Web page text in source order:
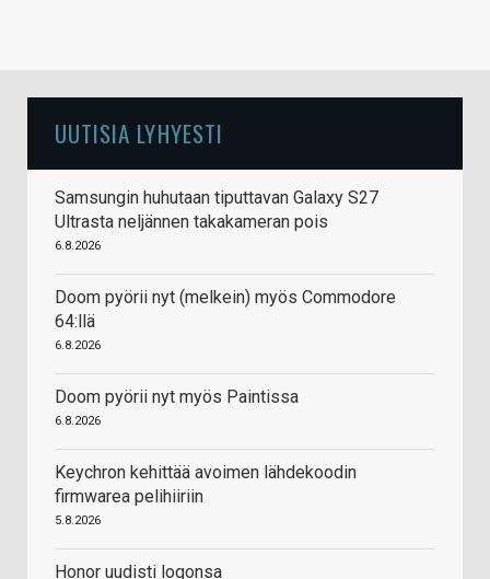
UUTISIA LYHYESTI
Samsungin huhutaan tiputtavan Galaxy S27
Ultrasta neljännen takakameran pois
6.8.2026
Doom pyörii nyt (melkein) myös Commodore
64:llä
6.8.2026
Doom pyörii nyt myös Paintissa
6.8.2026
Keychron kehittää avoimen lähdekoodin
firmwarea pelihiiriin
5.8.2026
Honor uudisti logonsa